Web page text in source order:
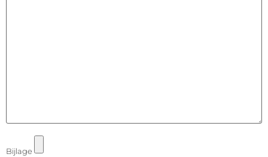
Bijlage